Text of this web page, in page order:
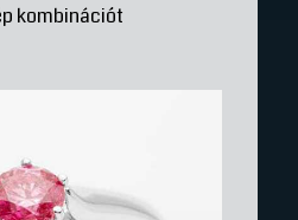
kombinációt